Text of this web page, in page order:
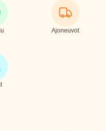
Ajoneuvot